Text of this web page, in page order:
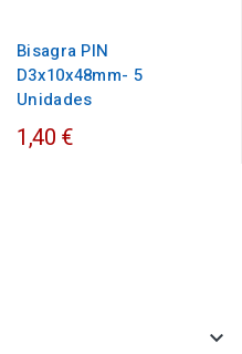
Bisagra PIN
D3x10x48mm- 5
Unidades
1,40 €
